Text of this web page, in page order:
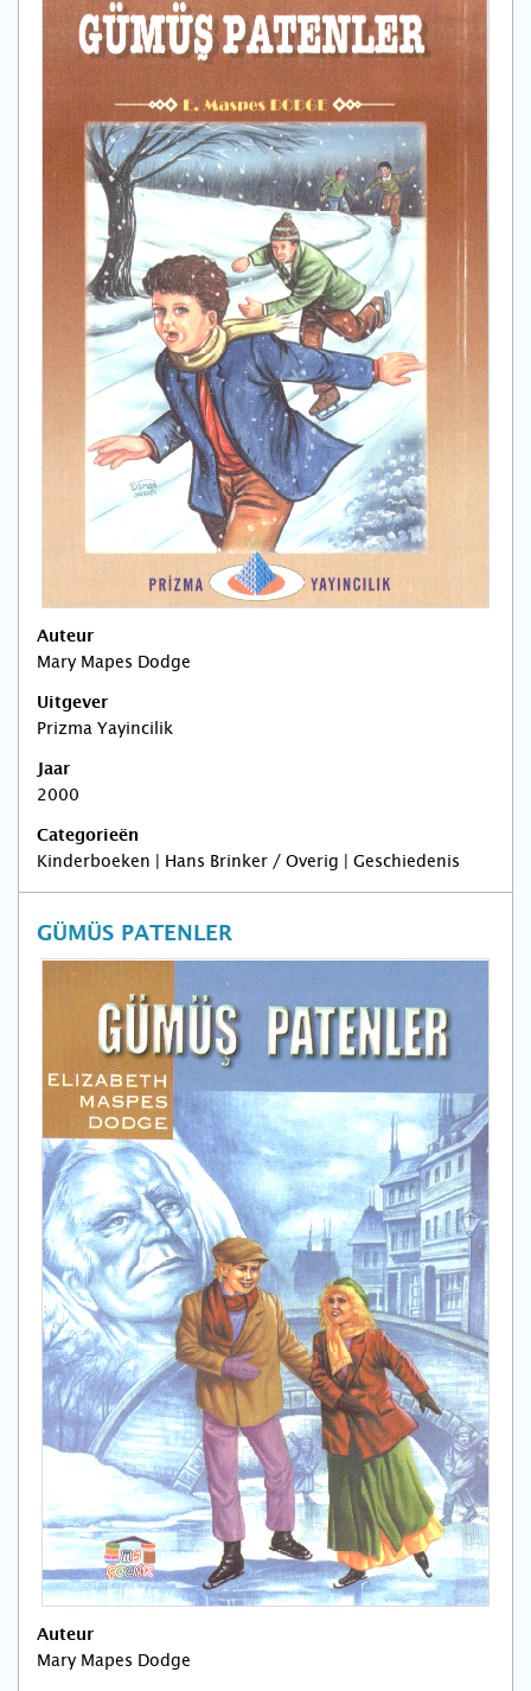
Auteur
Mary Mapes Dodge
Uitgever
Prizma Yayincilik
Jaar
2000
Categorieën
Kinderboeken | Hans Brinker / Overig | Geschiedenis
GÜMÜS PATENLER
Auteur
Mary Mapes Dodge